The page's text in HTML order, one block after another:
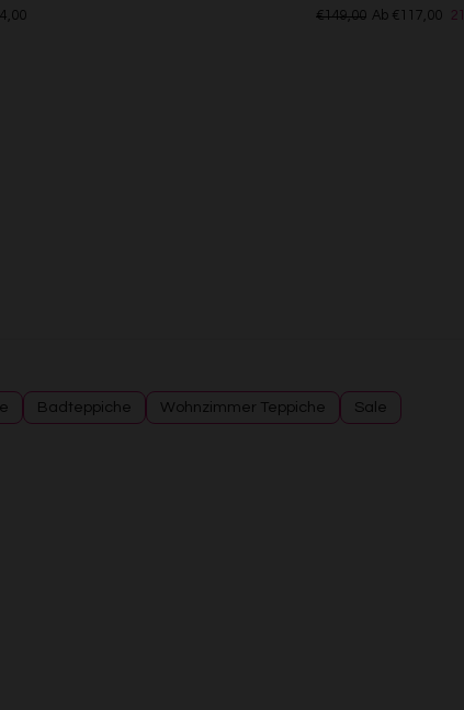
€149,00 Ab €117,00
Badteppiche Wohnzimmer Teppiche Sale